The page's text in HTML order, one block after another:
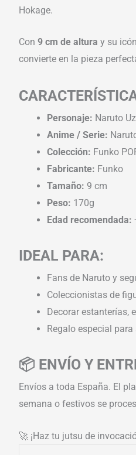
Hokage.
Con 9 cm de altura y su
convierte en la pieza
Personaje: Naruto
Anime / Serie:
Colección: Funko
Fabricante: Funko
Tamaño: 9 cm
Peso: 170g
Edad recomendada:
IDEAL PARA:
Fans de Naruto y
Coleccionistas de
Decorar estanterías,
Regalo especial
📦 ENVÍO Y
Envíos a toda España. El
semana o festivos se
🚀 ¡Haz tu jutsu de